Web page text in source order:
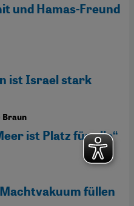
und Hamas-Freund
ist Israel stark
Braun
ist Platz für alle“
füllen